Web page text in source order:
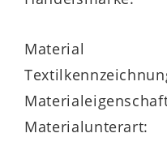
Mit ca.198 x 90 x
sich der
verschiedene
kompakten
Material
Materialunterart: